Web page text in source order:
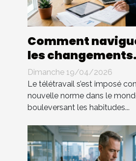
Comment
les changements
législatifs du
Dimanche 19/04/2026
Le télétravail s’est imposé
nouvelle norme dans le
bouleversant les habitudes...